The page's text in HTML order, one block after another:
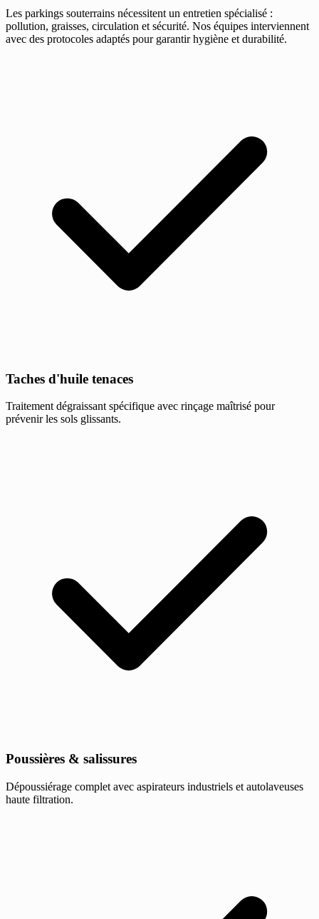
Les parkings souterrains nécessitent un entretien spécialisé :
pollution, graisses, circulation et sécurité. Nos équipes interviennent
avec des protocoles adaptés pour garantir hygiène et durabilité.
Taches d'huile tenaces
Traitement dégraissant spécifique avec rinçage maîtrisé pour
prévenir les sols glissants.
Poussières & salissures
Dépoussiérage complet avec aspirateurs industriels et autolaveuses
haute filtration.